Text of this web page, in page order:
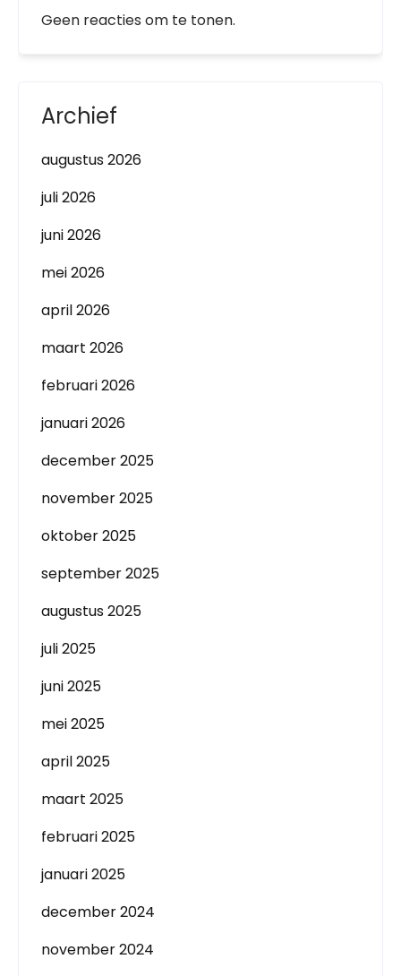
Geen reacties om te tonen.
Archief
augustus 2026
juli 2026
juni 2026
mei 2026
april 2026
maart 2026
februari 2026
januari 2026
december 2025
november 2025
oktober 2025
september 2025
augustus 2025
juli 2025
juni 2025
mei 2025
april 2025
maart 2025
februari 2025
januari 2025
december 2024
november 2024